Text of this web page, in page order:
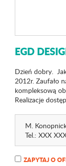
EGD
Dzień dobry.
2012r. Zaufało
kompleksową
Realizacje
M.
Tel.: XXX
ZAPYTAJ O